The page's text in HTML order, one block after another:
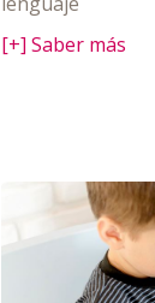
[+] Saber más